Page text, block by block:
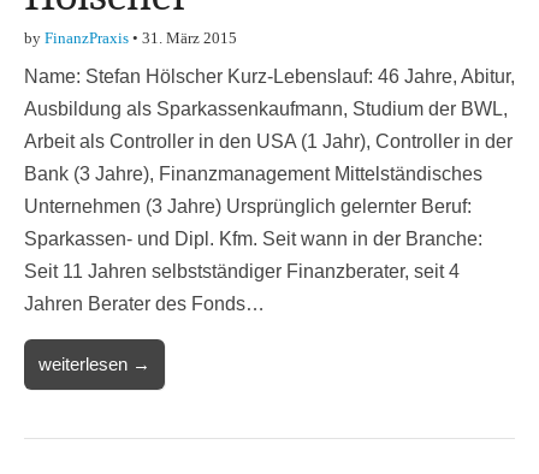
by FinanzPraxis • 31. März 2015
Name: Stefan Hölscher Kurz-Lebenslauf: 46 Jahre, Abitur,
Ausbildung als Sparkassenkaufmann, Studium der BWL,
Arbeit als Controller in den USA (1 Jahr), Controller in der
Bank (3 Jahre), Finanzmanagement Mittelständisches
Unternehmen (3 Jahre) Ursprünglich gelernter Beruf:
Sparkassen- und Dipl. Kfm. Seit wann in der Branche:
Seit 11 Jahren selbstständiger Finanzberater, seit 4
Jahren Berater des Fonds…
weiterlesen →